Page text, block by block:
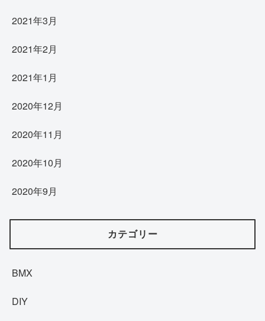
2021年3月
2021年2月
2021年1月
2020年12月
2020年11月
2020年10月
2020年9月
カテゴリー
BMX
DIY